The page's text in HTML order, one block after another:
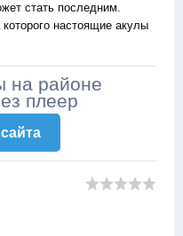
стать последним.
настоящие акулы
на районе
плеер